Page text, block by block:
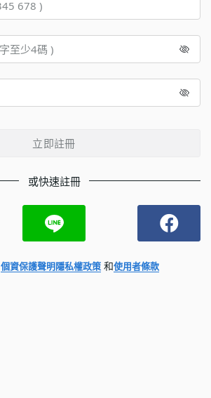
立即註冊
或快速註冊
個資保護聲明隱私權政策 和使用者條款